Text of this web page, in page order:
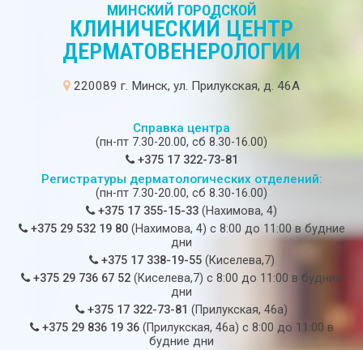
МИНСКИЙ ГОРОДСКОЙ
КЛИНИЧЕСКИЙ ЦЕНТР
ДЕРМАТОВЕНЕРОЛОГИИ
220089 г. Минск, ул. Прилукская, д. 46А
Справка центра
(пн-пт 7.30-20.00, сб 8.30-16.00)
+375 17 322-73-81
Регистратуры дерматологических отделений:
(пн-пт 7.30-20.00, сб 8.30-16.00)
+375 17 355-15-33 (Нахимова, 4)
+375 29 532 19 80(Нахимова, 4) c 8:00 до 11:00 в будние
дни
+375 17 338-19-55(Киселева,7)
+375 29 736 67 52 (Киселева,7) c 8:00 до 11:00 в будние
дни
+375 17 322-73-81 (Прилукская, 46а)
+375 29 836 19 36(Прилукская, 46а) c 8:00 до 11:00 в
будние дни